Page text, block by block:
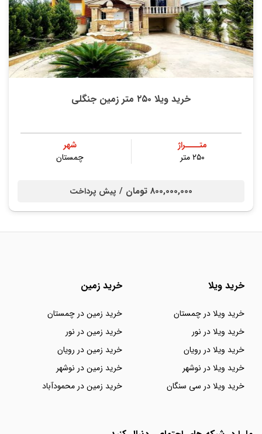
خرید ویلا ۲۵۰ متر زمین جنگلی
متــــراژ
۲۵۰ متر
شهر
چمستان
800,000,000 تومان / پیش پرداخت
خرید ویلا
خرید ویلا در چمستان
خرید ویلا در نور
خرید ویلا در رویان
خرید ویلا در نوشهر
خرید ویلا در سی سنگان
خرید زمین
خرید زمین در چمستان
خرید زمین در نور
خرید زمین در رویان
خرید زمین در نوشهر
خرید زمین در محمودآباد